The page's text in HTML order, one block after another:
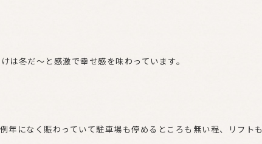
は冬だ～と感激で幸せ感を味わっています。
になく賑わっていて駐車場も停めるところも無い程、リフトも